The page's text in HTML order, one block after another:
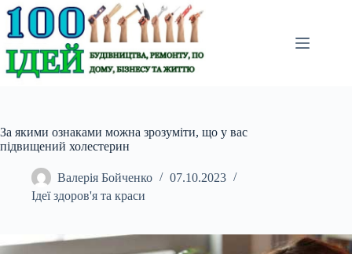
Перейти
до
вмісту
За якими ознаками можна зрозуміти, що у вас
підвищений холестерин
Валерія Бойченко
07.10.2023
Ідеї здоров'я та краси